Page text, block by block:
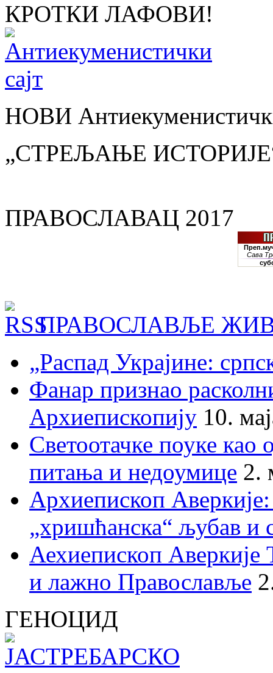
КРОТКИ ЛАФОВИ!
НОВИ
„СТРЕЉАЊЕ
ПРАВОСЛАВАЦ 2017
ПРАВОСЛАВЉЕ
„Распад Украјине:
Фанар признао
Архиепископију 10.
Светоотачке поуке као
питања и недоумице 2.
Архиепископ
„хришћанска“ љубав и
Аехиепископ
и лажно Православље
ГЕНОЦИД